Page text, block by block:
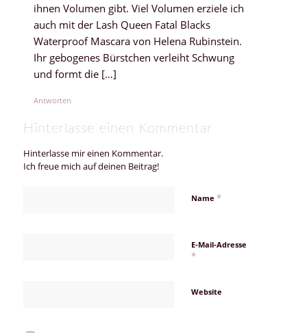
ihnen Volumen gibt. Viel Volumen erziele ich
auch mit der Lash Queen Fatal Blacks
Waterproof Mascara von Helena Rubinstein.
Ihr gebogenes Bürstchen verleiht Schwung
und formt die […]
Antworten
Hinterlasse einen Kommentar
Hinterlasse mir einen Kommentar.
Ich freue mich auf deinen Beitrag!
Name *
E-Mail-Adresse
*
Website